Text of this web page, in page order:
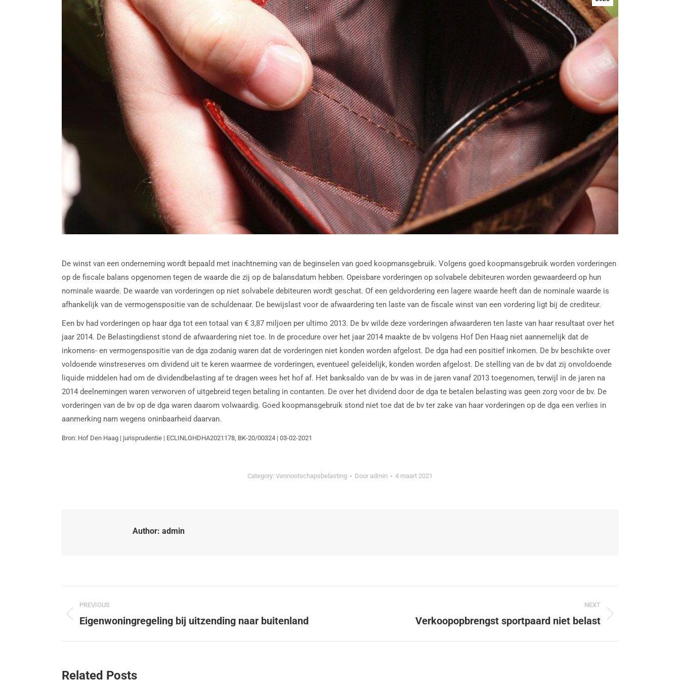
De winst van een onderneming wordt bepaald met inachtneming van de beginselen van goed koopmansgebruik. Volgens goed koopmansgebruik worden vorderingen
op de fiscale balans opgenomen tegen de waarde die zij op de balansdatum hebben. Opeisbare vorderingen op solvabele debiteuren worden gewaardeerd op hun
nominale waarde. De waarde van vorderingen op niet solvabele debiteuren wordt geschat. Of een geldvordering een lagere waarde heeft dan de nominale waarde is
afhankelijk van de vermogenspositie van de schuldenaar. De bewijslast voor de afwaardering ten laste van de fiscale winst van een vordering ligt bij de crediteur.
Een bv had vorderingen op haar dga tot een totaal van € 3,87 miljoen per ultimo 2013. De bv wilde deze vorderingen afwaarderen ten laste van haar resultaat over het
jaar 2014. De Belastingdienst stond de afwaardering niet toe. In de procedure over het jaar 2014 maakte de bv volgens Hof Den Haag niet aannemelijk dat de
inkomens- en vermogenspositie van de dga zodanig waren dat de vorderingen niet konden worden afgelost. De dga had een positief inkomen. De bv beschikte over
voldoende winstreserves om dividend uit te keren waarmee de vorderingen, eventueel geleidelijk, konden worden afgelost. De stelling van de bv dat zij onvoldoende
liquide middelen had om de dividendbelasting af te dragen wees het hof af. Het banksaldo van de bv was in de jaren vanaf 2013 toegenomen, terwijl in de jaren na
2014 deelnemingen waren verworven of uitgebreid tegen betaling in contanten. De over het dividend door de dga te betalen belasting was geen zorg voor de bv. De
vorderingen van de bv op de dga waren daarom volwaardig. Goed koopmansgebruik stond niet toe dat de bv ter zake van haar vorderingen op de dga een verlies in
aanmerking nam wegens oninbaarheid daarvan.
Bron: Hof Den Haag | jurisprudentie | ECLINLGHDHA2021178, BK-20/00324 | 03-02-2021
Category: Vennootschapsbelasting Door admin 4 maart 2021
Author: admin
PREVIOUS
Eigenwoningregeling bij uitzending naar buitenland
NEXT
Verkoopopbrengst sportpaard niet belast
Related Posts